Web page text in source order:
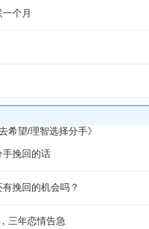
个月
希望/理智选择分手》
手挽回的话
挽回的机会吗？
三年恋情告急